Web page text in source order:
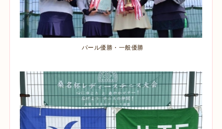
パール優勝・一般優勝